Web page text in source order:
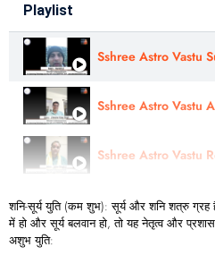
Playlist
शनि-सूर्य युति (कम शुभ): सूर्य और शनि शत्रु
में हो और सूर्य बलवान हो, तो यह नेतृत्व और
अशुभ युति: